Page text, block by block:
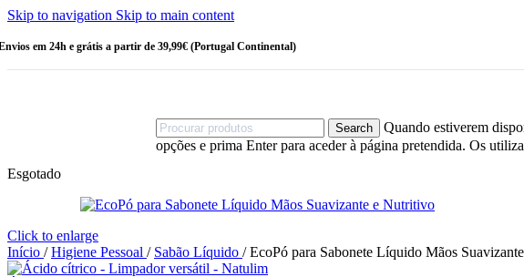
Skip to navigation Skip to main content
em 24h e grátis a partir de 39,99€ (Portugal Continental)
HIGIENE
Amaciadores
Champô
Cotonetes
Desodorizantes
CATEGORIAS
Bebé
Criança
Search
Quando estiverem
opções e prima Enter para aceder à página pretendida. Os
Esgotado
Click to enlarge
Início / Higiene Pessoal / Sabão Líquido / EcoPó para Sabonete Líquido Mãos